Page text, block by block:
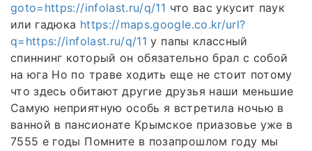
goto=https://infolast.ru/q/11 что вас укусит паук
или гадюка https://maps.google.co.kr/url?
q=https://infolast.ru/q/11 у папы классный
спиннинг который он обязательно брал с собой
на юга Но по траве ходить еще не стоит потому
что здесь обитают другие друзья наши меньшие
Самую неприятную особь я встретила ночью в
ванной в пансионате Крымское приазовье уже в
7555 е годы Помните в позапрошлом году мы